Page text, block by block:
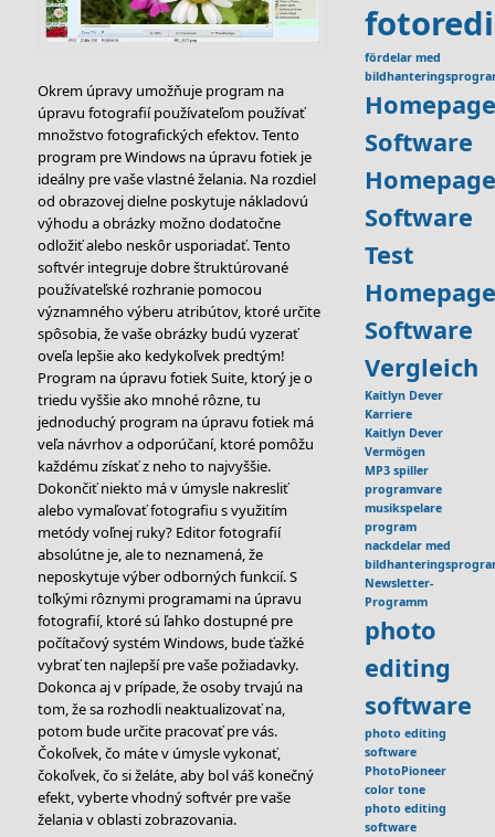
Okrem úpravy umožňuje program na
úpravu fotografií používateľom používať
množstvo fotografických efektov. Tento
program pre Windows na úpravu fotiek je
ideálny pre vaše vlastné želania. Na rozdiel
od obrazovej dielne poskytuje nákladovú
výhodu a obrázky možno dodatočne
odložiť alebo neskôr usporiadať. Tento
softvér integruje dobre štruktúrované
používateľské rozhranie pomocou
významného výberu atribútov, ktoré určite
spôsobia, že vaše obrázky budú vyzerať
oveľa lepšie ako kedykoľvek predtým!
Program na úpravu fotiek Suite, ktorý je o
triedu vyššie ako mnohé rôzne, tu
jednoduchý program na úpravu fotiek má
veľa návrhov a odporúčaní, ktoré pomôžu
každému získať z neho to najvyššie.
Dokončiť niekto má v úmysle nakresliť
alebo vymaľovať fotografiu s využitím
metódy voľnej ruky? Editor fotografií
absolútne je, ale to neznamená, že
neposkytuje výber odborných funkcií. S
toľkými rôznymi programami na úpravu
fotografií, ktoré sú ľahko dostupné pre
počítačový systém Windows, bude ťažké
vybrať ten najlepší pre vaše požiadavky.
Dokonca aj v prípade, že osoby trvajú na
tom, že sa rozhodli neaktualizovať na,
potom bude určite pracovať pre vás.
Čokoľvek, čo máte v úmysle vykonať,
čokoľvek, čo si želáte, aby bol váš konečný
efekt, vyberte vhodný softvér pre vaše
želania v oblasti zobrazovania.
fördelar med
Software
Software
Test
Software
Vergleich
Kaitlyn Dever
Karriere
Kaitlyn Dever
Vermögen
MP3 spiller
programvare
musikspelare
program
nackdelar med
Newsletter-
Programm
photo
editing
software
photo editing
software
PhotoPioneer
color tone
photo editing
software